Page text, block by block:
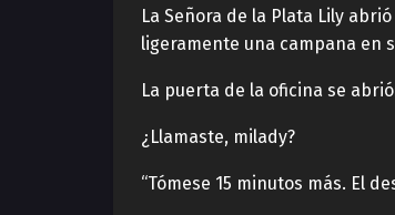
La Señora de la Plata Lily
ligeramente una campana en
La puerta de la oficina se
¿Llamaste, milady?
“Tómese 15 minutos más. El